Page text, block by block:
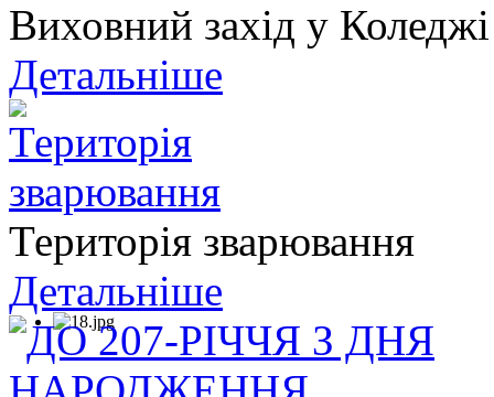
Виховний захід у
Детальніше
Територія зварювання
Детальніше